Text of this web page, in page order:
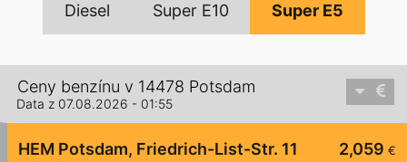
Diesel Super E10 Super E5
Ceny benzínu v 14478 Potsdam
Data z 07.08.2026 - 01:55
2,059 €
HEM Potsdam, Friedrich-List-Str. 11